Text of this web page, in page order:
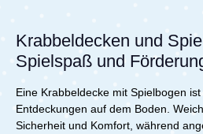
Krabbeldecken und
Spielspaß und
Eine Krabbeldecke mit Spielbogen
Entdeckungen auf dem Boden.
Sicherheit und Komfort, während